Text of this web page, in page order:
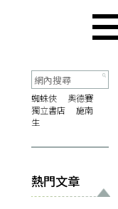
蜘蛛俠
奧德賽
獨立書店
施南
生
熱門文章